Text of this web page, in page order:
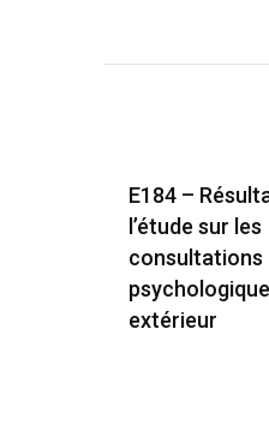
E184 –
l’étude sur les
consultations
extérieur